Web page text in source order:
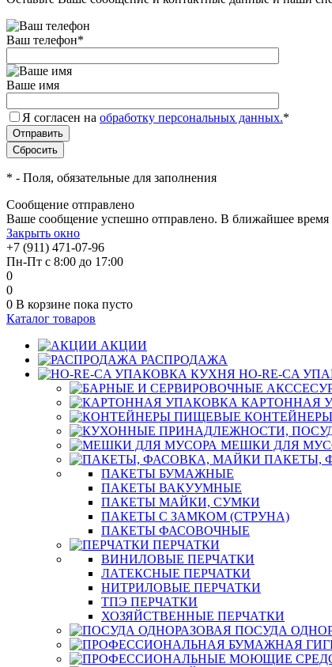
Ваш телефон*
Ваше имя
Я согласен на обработку персональных данных.*
* - Поля, обязательные для заполнения
Сообщение отправлено
Ваше сообщение успешно отправлено. В ближайшее время
Закрыть окно
+7 (911) 471-07-96
Пн-Пт с 8:00 до 17:00
0
0
0 В корзине пока пусто
Каталог товаров
АКЦИИ
РАСПРОДАЖА
HO-RE-CA
КАРТОННАЯ
МЕШКИ ДЛЯ
ПАКЕТЫ,
ПАКЕТЫ БУМАЖНЫЕ
ПАКЕТЫ ВАКУУМНЫЕ
ПАКЕТЫ МАЙКИ, СУМКИ
ПАКЕТЫ С ЗАМКОМ (СТРУНА)
ПАКЕТЫ ФАСОВОЧНЫЕ
ПЕРЧАТКИ
ВИНИЛОВЫЕ ПЕРЧАТКИ
ЛАТЕКСНЫЕ ПЕРЧАТКИ
НИТРИЛОВЫЕ ПЕРЧАТКИ
ТПЭ ПЕРЧАТКИ
ХОЗЯЙСТВЕННЫЕ ПЕРЧАТКИ
ПОСУДА